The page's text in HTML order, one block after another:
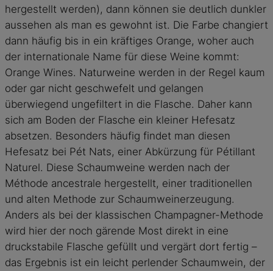
hergestellt werden), dann können sie deutlich dunkler
aussehen als man es gewohnt ist. Die Farbe changiert
dann häufig bis in ein kräftiges Orange, woher auch
der internationale Name für diese Weine kommt:
Orange Wines. Naturweine werden in der Regel kaum
oder gar nicht geschwefelt und gelangen
überwiegend ungefiltert in die Flasche. Daher kann
sich am Boden der Flasche ein kleiner Hefesatz
absetzen. Besonders häufig findet man diesen
Hefesatz bei Pét Nats, einer Abkürzung für Pétillant
Naturel. Diese Schaumweine werden nach der
Méthode ancestrale hergestellt, einer traditionellen
und alten Methode zur Schaumweinerzeugung.
Anders als bei der klassischen Champagner-Methode
wird hier der noch gärende Most direkt in eine
druckstabile Flasche gefüllt und vergärt dort fertig –
das Ergebnis ist ein leicht perlender Schaumwein, der